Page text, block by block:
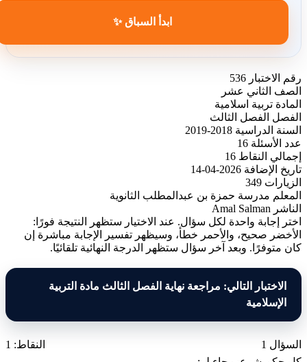
ابدأ السباق ✨
رقم الاختبار 536
الصف
الثاني عشر
المادة تربية اسلامية
الفصل
الفصل الثالث
السنة الدراسية 2018-2019
عدد الأسئلة 16
إجمالي النقاط 16
تاريخ الإضافة 2026-04-14
الزيارات 349
المعلم مدرسة حمزة بن عبدالمطلب الثانوية
الناشر Amal Salman
اختر إجابة واحدة لكل سؤال. عند الاختيار ستظهر النتيجة فورًا:
الأخضر صحيح، والأحمر خطأ، وسيظهر تفسير الإجابة مباشرة إن
كان متوفرًا. وبعد آخر سؤال ستظهر الدرجة النهائية تلقائيًا.
الاختبار التالي: مراجعة نهاية الفصل الثالث مادة التربية
الإسلامية
السؤال 1
النقاط: 1